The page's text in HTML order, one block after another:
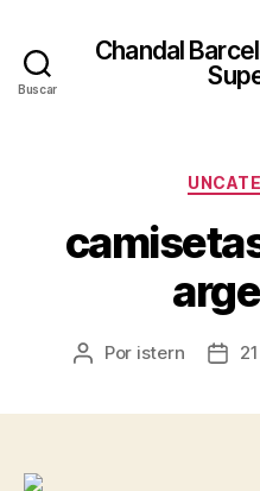
Buscar
Chandal
Autor
Por istern